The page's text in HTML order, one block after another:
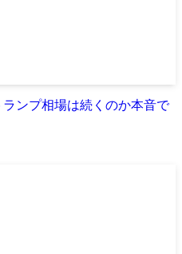
ンプ相場は続くのか本音で